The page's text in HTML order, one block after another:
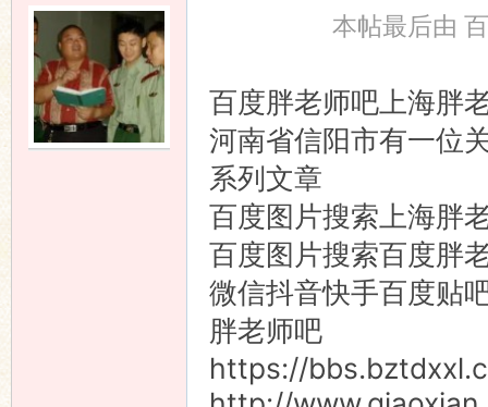
本帖最后由
百度胖老师吧上海胖
河南省信阳市有一位
系列文章
百度图片搜索上海胖
百度图片搜索百度胖
微信抖音快手百度贴
胖老师吧
https://